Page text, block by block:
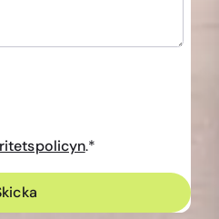
.*